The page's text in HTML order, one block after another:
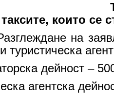
таксите, които се
на
туристическа
дейност –
агентска